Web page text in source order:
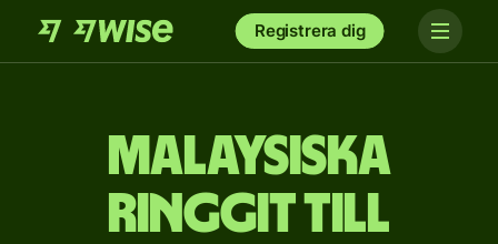
Registrera dig
Malaysiska
ringgit till